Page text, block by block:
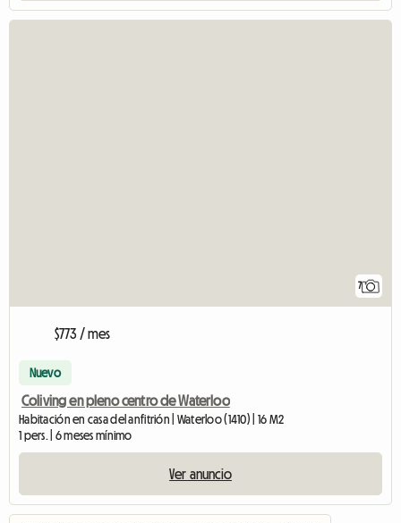
7
$773 / mes
Nuevo
Coliving en pleno centro de Waterloo
Habitación en casa del anfitrión | Waterloo (1410) | 16 M2
1 pers. | 6 meses mínimo
Ver anuncio